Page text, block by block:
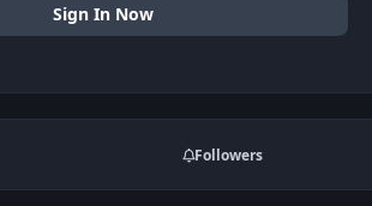
Sign In Now
Followers